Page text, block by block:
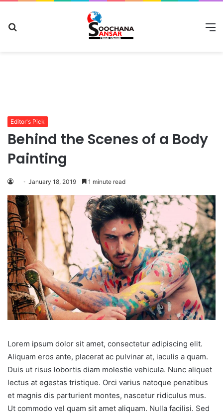
Editor's Pick
Behind the Scenes of a Body
Painting
January 18, 2019 1 minute read
Lorem ipsum dolor sit amet, consectetur adipiscing elit.
Aliquam eros ante, placerat ac pulvinar at, iaculis a quam.
Duis ut risus lobortis diam molestie vehicula. Nunc aliquet
lectus at egestas tristique. Orci varius natoque penatibus
et magnis dis parturient montes, nascetur ridiculus mus.
Ut commodo vel quam sit amet aliquam. Nulla facilisi. Sed